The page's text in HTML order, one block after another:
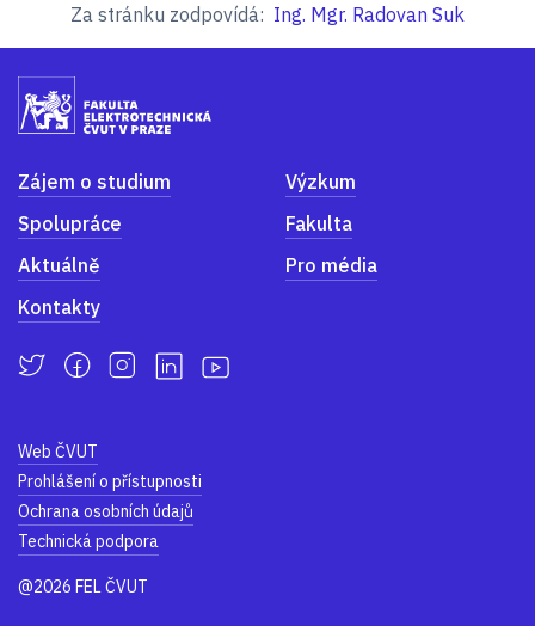
Za stránku zodpovídá: Ing. Mgr. Radovan Suk
Zájem o studium
Výzkum
Spolupráce
Fakulta
Aktuálně
Pro média
Kontakty
Web ČVUT
Prohlášení o přístupnosti
Ochrana osobních údajů
Technická podpora
@2026 FEL ČVUT